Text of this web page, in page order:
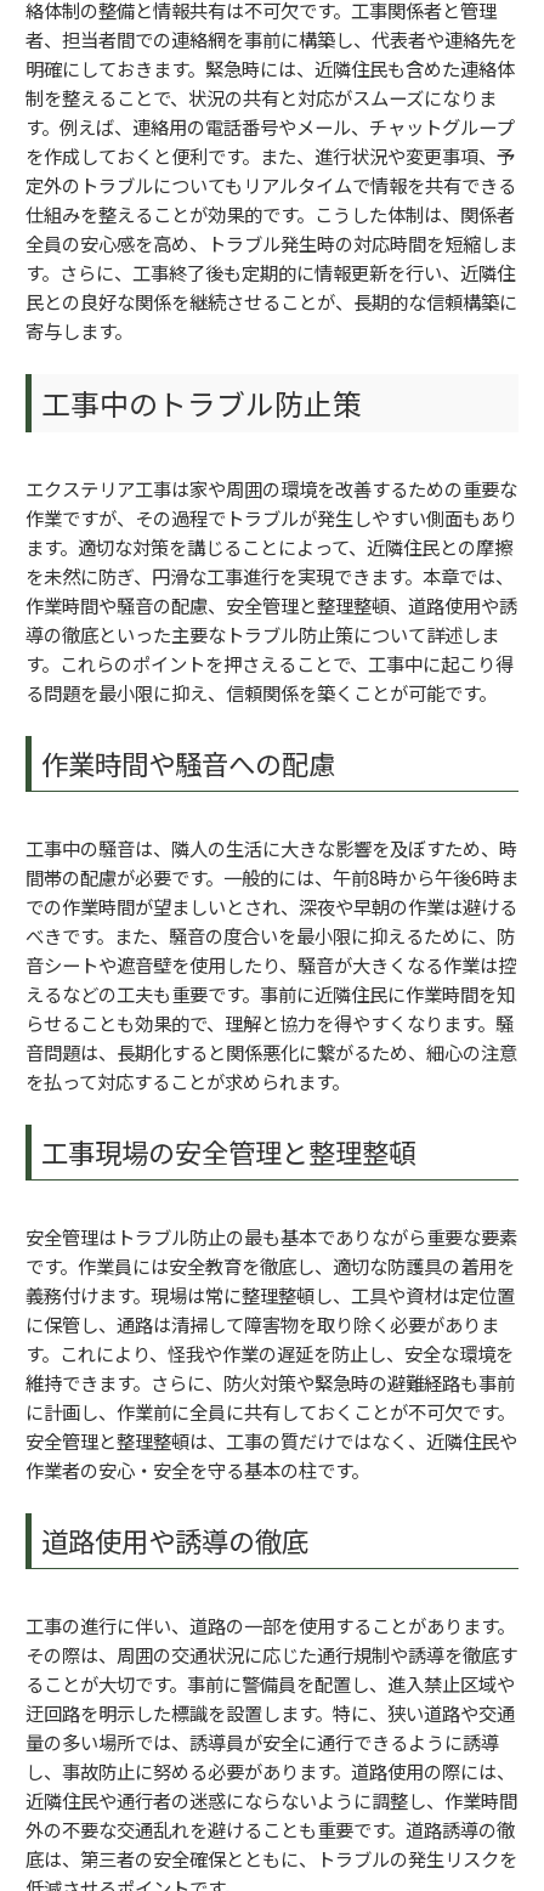
絡体制の整備と情報共有は不可欠です。工事関係者と管理
者、担当者間での連絡網を事前に構築し、代表者や連絡先を
明確にしておきます。緊急時には、近隣住民も含めた連絡体
制を整えることで、状況の共有と対応がスムーズになりま
す。例えば、連絡用の電話番号やメール、チャットグループ
を作成しておくと便利です。また、進行状況や変更事項、予
定外のトラブルについてもリアルタイムで情報を共有できる
仕組みを整えることが効果的です。こうした体制は、関係者
全員の安心感を高め、トラブル発生時の対応時間を短縮しま
す。さらに、工事終了後も定期的に情報更新を行い、近隣住
民との良好な関係を継続させることが、長期的な信頼構築に
寄与します。
工事中のトラブル防止策
エクステリア工事は家や周囲の環境を改善するための重要な
作業ですが、その過程でトラブルが発生しやすい側面もあり
ます。適切な対策を講じることによって、近隣住民との摩擦
を未然に防ぎ、円滑な工事進行を実現できます。本章では、
作業時間や騒音の配慮、安全管理と整理整頓、道路使用や誘
導の徹底といった主要なトラブル防止策について詳述しま
す。これらのポイントを押さえることで、工事中に起こり得
る問題を最小限に抑え、信頼関係を築くことが可能です。
作業時間や騒音への配慮
工事中の騒音は、隣人の生活に大きな影響を及ぼすため、時
間帯の配慮が必要です。一般的には、午前8時から午後6時ま
での作業時間が望ましいとされ、深夜や早朝の作業は避ける
べきです。また、騒音の度合いを最小限に抑えるために、防
音シートや遮音壁を使用したり、騒音が大きくなる作業は控
えるなどの工夫も重要です。事前に近隣住民に作業時間を知
らせることも効果的で、理解と協力を得やすくなります。騒
音問題は、長期化すると関係悪化に繋がるため、細心の注意
を払って対応することが求められます。
工事現場の安全管理と整理整頓
安全管理はトラブル防止の最も基本でありながら重要な要素
です。作業員には安全教育を徹底し、適切な防護具の着用を
義務付けます。現場は常に整理整頓し、工具や資材は定位置
に保管し、通路は清掃して障害物を取り除く必要がありま
す。これにより、怪我や作業の遅延を防止し、安全な環境を
維持できます。さらに、防火対策や緊急時の避難経路も事前
に計画し、作業前に全員に共有しておくことが不可欠です。
安全管理と整理整頓は、工事の質だけではなく、近隣住民や
作業者の安心・安全を守る基本の柱です。
道路使用や誘導の徹底
工事の進行に伴い、道路の一部を使用することがあります。
その際は、周囲の交通状況に応じた通行規制や誘導を徹底す
ることが大切です。事前に警備員を配置し、進入禁止区域や
迂回路を明示した標識を設置します。特に、狭い道路や交通
量の多い場所では、誘導員が安全に通行できるように誘導
し、事故防止に努める必要があります。道路使用の際には、
近隣住民や通行者の迷惑にならないように調整し、作業時間
外の不要な交通乱れを避けることも重要です。道路誘導の徹
底は、第三者の安全確保とともに、トラブルの発生リスクを